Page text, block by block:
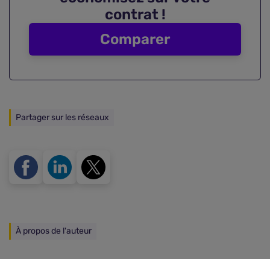
contrat !
Comparer
Partager sur les réseaux
À propos de l'auteur